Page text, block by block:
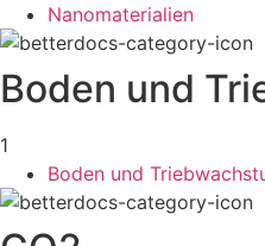
Nanomaterialien
Boden und
1
Boden und